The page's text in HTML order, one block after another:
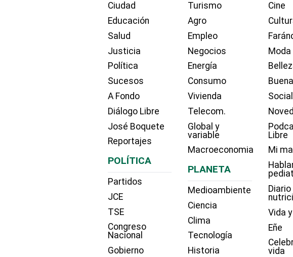
Ciudad
Educación
Salud
Justicia
Política
Sucesos
A Fondo
Diálogo Libre
José Boquete
Reportajes
POLÍTICA
Partidos
JCE
TSE
Congreso
Nacional
Gobierno
Turismo
Agro
Empleo
Negocios
Energía
Consumo
Vivienda
Telecom.
Global y
variable
Macroeconomia
PLANETA
Medioambiente
Ciencia
Clima
Tecnología
Historia
Cine
Moda
Libre
Mi
Diario
Vida
Eñe
vida